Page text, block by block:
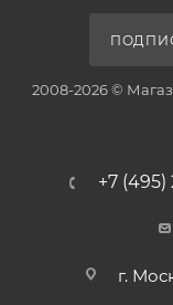
2008-2026 ©
+7 (495)
г.